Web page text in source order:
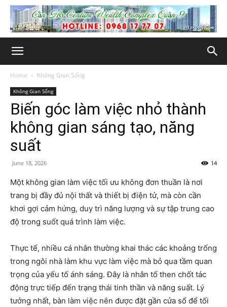
Home Không Gian Sống
Không Gian Sống
Biến góc làm việc nhỏ thành
không gian sáng tạo, năng
suất
June 18, 2026 14
Một không gian làm việc tối ưu không đơn thuần là nơi
trang bị đầy đủ nội thất và thiết bị điện tử, mà còn cần
khơi gợi cảm hứng, duy trì năng lượng và sự tập trung cao
độ trong suốt quá trình làm việc.
Thực tế, nhiều cá nhân thường khai thác các khoảng trống
trong ngôi nhà làm khu vực làm việc mà bỏ qua tầm quan
trọng của yếu tố ánh sáng. Đây là nhân tố then chốt tác
động trực tiếp đến trạng thái tinh thần và năng suất. Lý
tưởng nhất, bàn làm việc nên được đặt gần cửa sổ để tối